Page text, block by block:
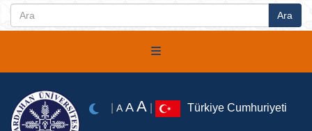
A A A Türkiye Cumhuriyeti